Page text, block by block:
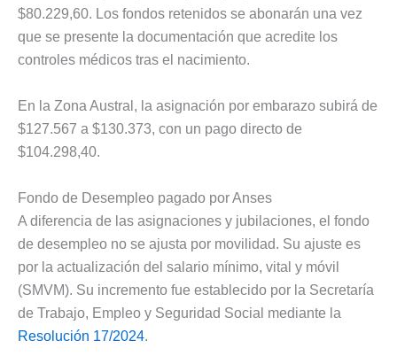
$80.229,60. Los fondos retenidos se abonarán una vez
que se presente la documentación que acredite los
controles médicos tras el nacimiento.
En la Zona Austral, la asignación por embarazo subirá de
$127.567 a $130.373, con un pago directo de
$104.298,40.
Fondo de Desempleo pagado por Anses
A diferencia de las asignaciones y jubilaciones, el fondo
de desempleo no se ajusta por movilidad. Su ajuste es
por la actualización del salario mínimo, vital y móvil
(SMVM). Su incremento fue establecido por la Secretaría
de Trabajo, Empleo y Seguridad Social mediante la
Resolución 17/2024.